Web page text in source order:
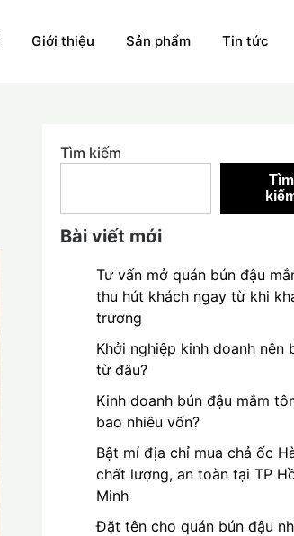
Giới thiệu Sản phẩm Tin tức
Tìm kiếm
Tìm
Bài viết mới
Tư vấn mở quán bún đậu
thu hút khách ngay từ khi
trương
Khởi nghiệp kinh doanh nên
từ đâu?
Kinh doanh bún đậu mắm
bao nhiêu vốn?
Bật mí địa chỉ mua chả ốc
chất lượng, an toàn tại TP
Minh
Đặt tên cho quán bún đậu